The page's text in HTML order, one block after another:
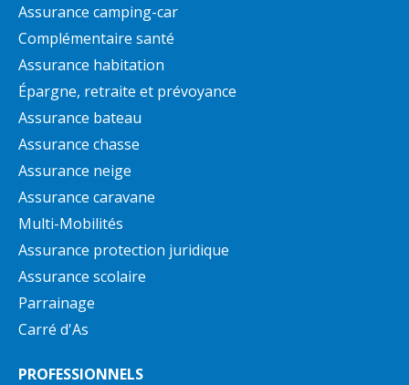
Assurance camping-car
Complémentaire santé
Assurance habitation
Épargne, retraite et prévoyance
Assurance bateau
Assurance chasse
Assurance neige
Assurance caravane
Multi-Mobilités
Assurance protection juridique
Assurance scolaire
Parrainage
Carré d'As
PROFESSIONNELS